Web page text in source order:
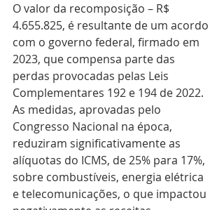
O valor da recomposição – R$
4.655.825, é resultante de um acordo
com o governo federal, firmado em
2023, que compensa parte das
perdas provocadas pelas Leis
Complementares 192 e 194 de 2022.
As medidas, aprovadas pelo
Congresso Nacional na época,
reduziram significativamente as
alíquotas do ICMS, de 25% para 17%,
sobre combustíveis, energia elétrica
e telecomunicações, o que impactou